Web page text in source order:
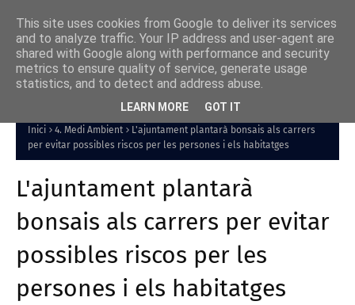
Inici 4. Medi Ambient
L'ajuntament plantarà bonsais als carrers
per evitar possibles riscos per les persones i els habitatges
L'ajuntament plantarà
bonsais als carrers per evitar
possibles riscos per les
persones i els habitatges
This site uses cookies from Google to deliver its services
and to analyze traffic. Your IP address and user-agent are
shared with Google along with performance and security
metrics to ensure quality of service, generate usage
statistics, and to detect and address abuse.
LEARN MORE GOT IT